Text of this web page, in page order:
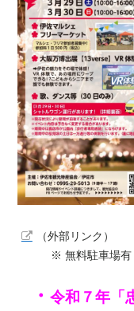
（外部リンク）
※ 無料駐車場有り
・ 令和７年「